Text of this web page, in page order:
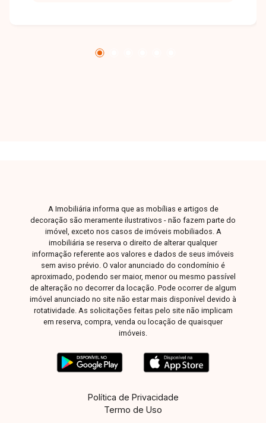
A Imobiliária informa que as mobílias e artigos de
decoração são meramente ilustrativos - não fazem parte do
imóvel, exceto nos casos de imóveis mobiliados. A
imobiliária se reserva o direito de alterar qualquer
informação referente aos valores e dados de seus imóveis
sem aviso prévio. O valor anunciado do condomínio é
aproximado, podendo ser maior, menor ou mesmo passível
de alteração no decorrer da locação. Pode ocorrer de algum
imóvel anunciado no site não estar mais disponível devido à
rotatividade. As solicitações feitas pelo site não implicam
em reserva, compra, venda ou locação de quaisquer
imóveis.
Política de Privacidade
Termo de Uso